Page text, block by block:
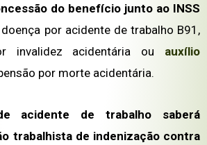
do benefício junto ao INSS
por acidente de trabalho B91,
invalidez acidentária ou
auxílio
por morte acidentária.
acidente de trabalho saberá
trabalhista de indenização contra